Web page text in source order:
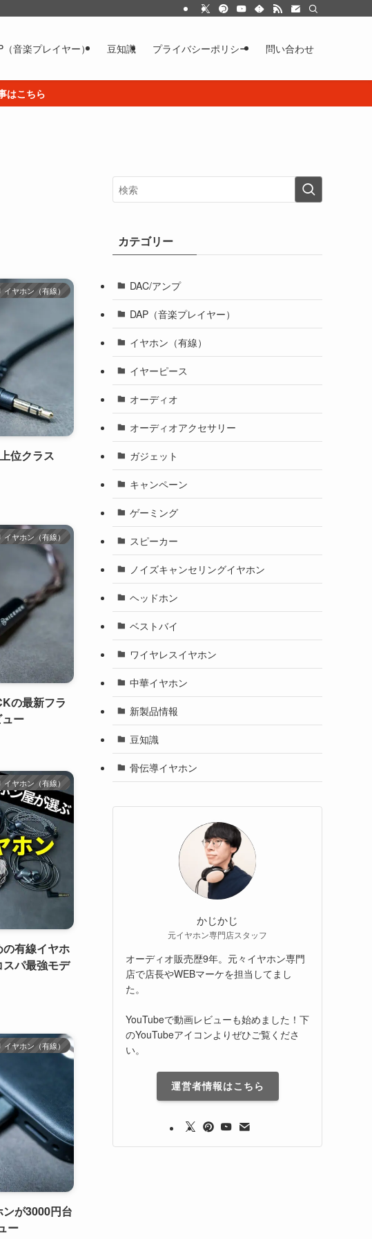
（音楽プレイヤー） 豆知識 プライバシーポリシー 問い合わせ
はこちら
イヤホン（有線）
位クラス
イヤホン（有線）
の最新フラ
ー
イヤホン（有線）
の有線イヤホ
パ最強モデ
イヤホン（有線）
が3000円台
ー
カテゴリー
DAC/アンプ
DAP（音楽プレイヤー）
イヤホン（有線）
イヤーピース
オーディオ
オーディオアクセサリー
ガジェット
キャンペーン
ゲーミング
スピーカー
ノイズキャンセリングイヤホン
ヘッドホン
ベストバイ
ワイヤレスイヤホン
中華イヤホン
新製品情報
豆知識
骨伝導イヤホン
かじかじ
元イヤホン専門店スタッフ
オーディオ販売歴9年。元々イヤホン専門
店で店長やWEBマーケを担当してまし
た。
YouTubeで動画レビューも始めました！下
のYouTubeアイコンよりぜひご覧くださ
い。
運営者情報はこちら